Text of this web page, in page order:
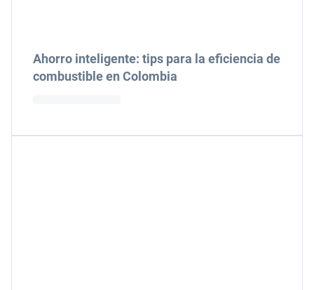
Ahorro inteligente: tips para la eficiencia de
combustible en Colombia